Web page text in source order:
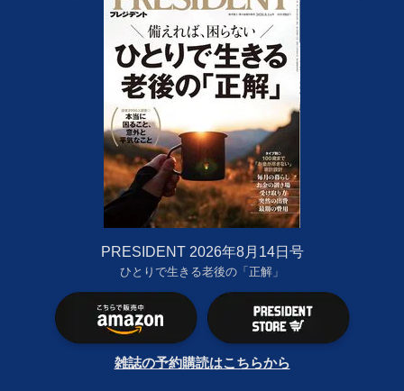
PRESIDENT 2026年8月14日号
ひとりで生きる老後の「正解」
雑誌の予約購読はこちらから